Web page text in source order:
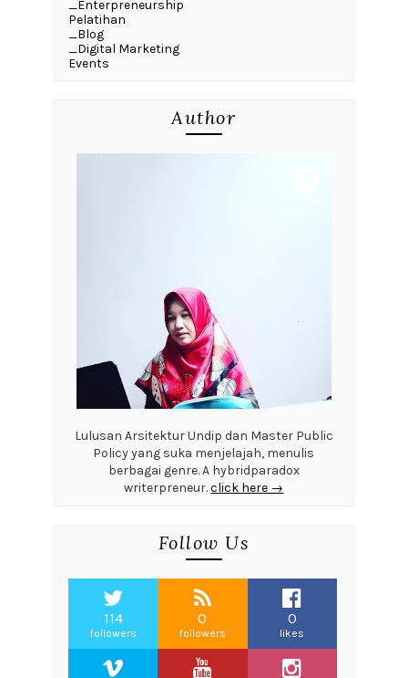
_Enterpreneurship
Pelatihan
_Blog
_Digital Marketing
Events
Author
Lulusan Arsitektur Undip dan Master Public
Policy yang suka menjelajah, menulis
berbagai genre. A hybridparadox
writerpreneur.click here →
Follow Us
114
followers
0
followers
0
likes